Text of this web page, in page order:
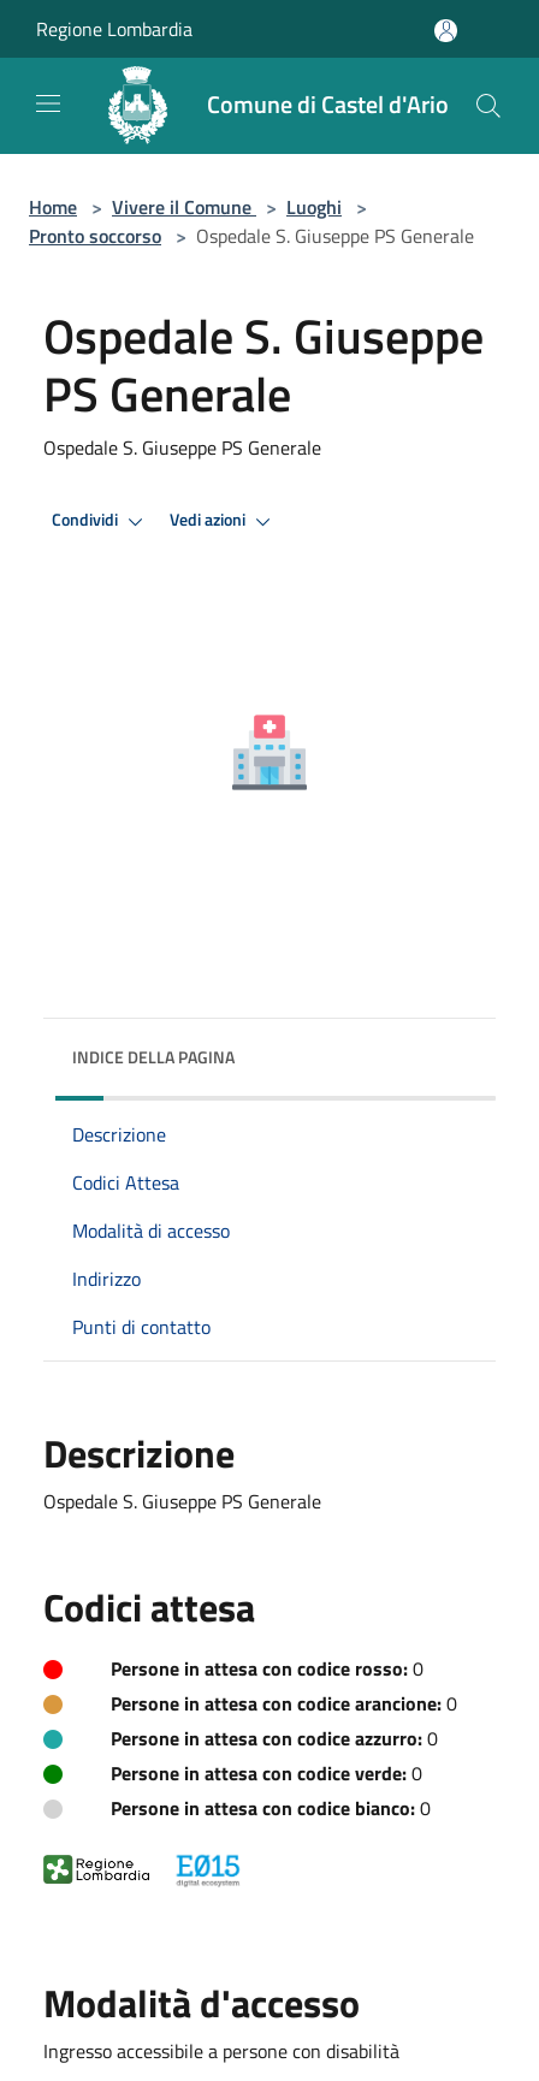
Regione Lombardia
Comune di Castel d'Ario
Home > Vivere il Comune > Luoghi >
Pronto soccorso > Ospedale S. Giuseppe PS Generale
Ospedale S. Giuseppe
PS Generale
Ospedale S. Giuseppe PS Generale
Condividi Vedi azioni
INDICE DELLA PAGINA
Descrizione
Codici Attesa
Modalità di accesso
Indirizzo
Punti di contatto
Descrizione
Ospedale S. Giuseppe PS Generale
Codici attesa
Persone in attesa con codice rosso:0
Persone in attesa con codice arancione:0
Persone in attesa con codice azzurro:0
Persone in attesa con codice verde:0
Persone in attesa con codice bianco:0
Modalità d'accesso
Ingresso accessibile a persone con disabilità